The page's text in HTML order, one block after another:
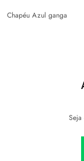
Chapéu Azul ganga